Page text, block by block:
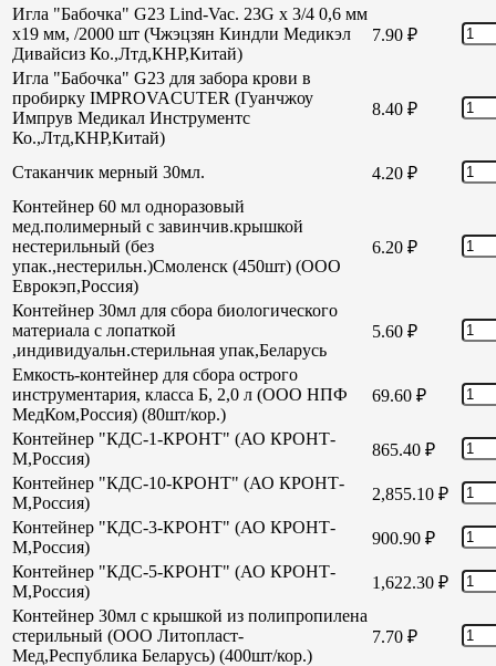
Игла "Бабочка" G23 Lind-Vac. 23G х 3/4 0,6 мм
х19 мм, /2000 шт (Чжэцзян Киндли Медикэл
Дивайсиз Ко.,Лтд,КНР,Китай)
7.90 ₽
Игла "Бабочка" G23 для забора крови в
пробирку IMPROVACUTER (Гуанчжоу
Импрув Медикал Инструментс
Ко.,Лтд,КНР,Китай)
8.40 ₽
Стаканчик мерный 30мл. 4.20 ₽
Контейнер 60 мл одноразовый
мед.полимерный с завинчив.крышкой
нестерильный (без
упак.,нестерильн.)Смоленск (450шт) (ООО
Еврокэп,Россия)
6.20 ₽
Контейнер 30мл для сбора биологического
материала с лопаткой
,индивидуальн.стерильная упак,Беларусь
5.60 ₽
Емкость-контейнер для сбора острого
инструментария, класса Б, 2,0 л (ООО НПФ
МедКом,Россия) (80шт/кор.)
69.60 ₽
Контейнер "КДС-1-КРОНТ" (АО КРОНТ-
М,Россия)
865.40 ₽
Контейнер "КДС-10-КРОНТ" (АО КРОНТ-
М,Россия)
2,855.10 ₽
Контейнер "КДС-3-КРОНТ" (АО КРОНТ-
М,Россия)
900.90 ₽
Контейнер "КДС-5-КРОНТ" (АО КРОНТ-
М,Россия)
1,622.30 ₽
Контейнер 30мл с крышкой из полипропилена
стерильный (ООО Литопласт-
Мед,Республика Беларусь) (400шт/кор.)
7.70 ₽